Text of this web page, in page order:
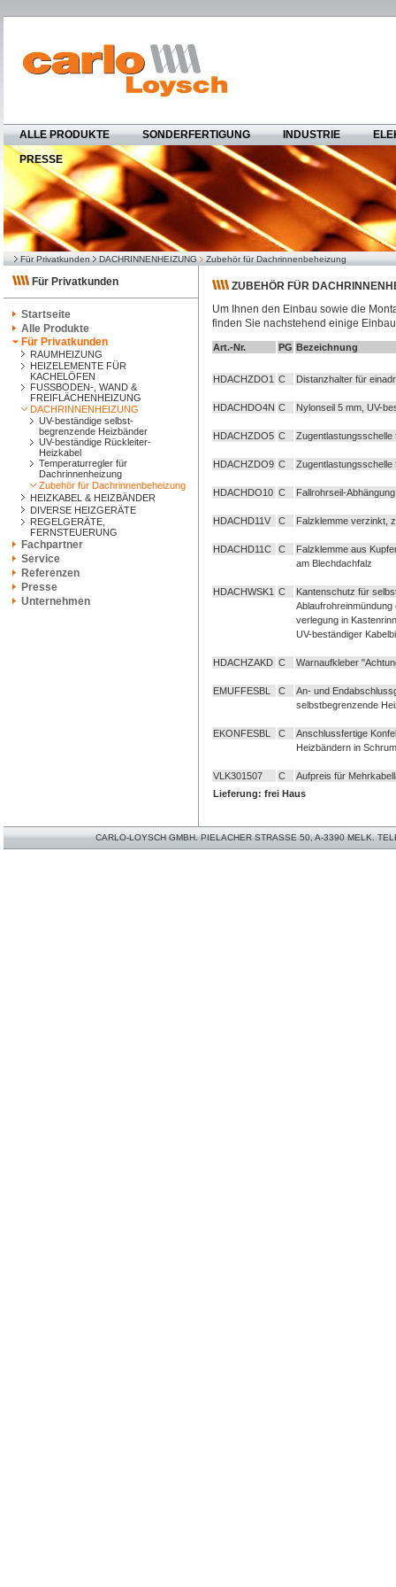
ALLE PRODUKTE SONDERFERTIGUNG INDUSTRIE
PRESSE
Für Privatkunden DACHRINNENHEIZUNG Zubehör für Dachrinnenbeheizung
Für Privatkunden
Startseite
Alle Produkte
Für Privatkunden
RAUMHEIZUNG
HEIZELEMENTE FÜR
KACHELÖFEN
FUSSBODEN-, WAND &
FREIFLÄCHENHEIZUNG
DACHRINNENHEIZUNG
UV-beständige selbst-
begrenzende Heizbänder
UV-beständige Rückleiter-
Heizkabel
Temperaturregler für
Dachrinnenheizung
Zubehör für Dachrinnenbeheizung
HEIZKABEL & HEIZBÄNDER
DIVERSE HEIZGERÄTE
REGELGERÄTE,
FERNSTEUERUNG
Fachpartner
Service
Referenzen
Presse
Unternehmen
ZUBEHÖR FÜR
Um Ihnen den Einbau sowie die
finden Sie nachstehend einige
Art.-Nr. PG Bezeichnung
HDACHZDO1 C Distanzhalter für
HDACHDO4N C Nylonseil 5 mm, UV-
HDACHZDO5 C Zugentlastungsschelle
HDACHZDO9 C
HDACHDO10 C Fallrohrseil-
HDACHD11V C Falzklemme verzinkt,
HDACHD11C C
Falzklemme aus
am Blechdachfalz
HDACHWSK1 C
Kantenschutz für
verlegung in
UV-beständiger
HDACHZAKD C Warnaufkleber
EMUFFESBL C
An- und
selbstbegrenzende
EKONFESBL C
Anschlussfertige
Heizbändern in
VLK301507 C
Aufpreis für
Lieferung: frei Haus
CARLO-LOYSCH GMBH. PIELACHER STRASSE 50, A-3390 MELK.